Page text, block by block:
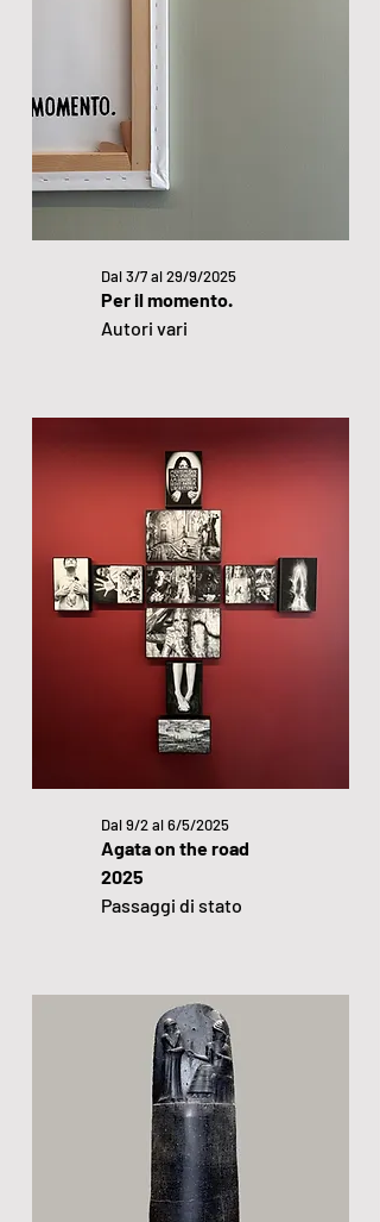
Dal 3/7 al 29/9/2025
Per il momento.
Autori vari
Dal 9/2 al 6/5/2025
Agata on the road
2025
Passaggi di stato